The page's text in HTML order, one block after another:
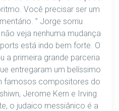
Você precisar ser um
” Jorge sorriu
veja nenhuma mudança
está indo bem forte. O
a primeira grande parceria
entregaram um belíssimo
famosos compositores do
Jerome Kern e Irving
o judaico messiânico é a